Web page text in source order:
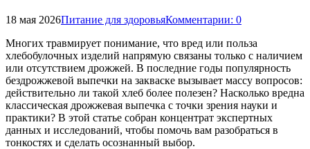
18 мая 2026Питание для здоровьяКомментарии: 0
Многих травмирует понимание, что вред или польза
хлебобулочных изделий напрямую связаны только с наличием
или отсутствием дрожжей. В последние годы популярность
бездрожжевой выпечки на закваске вызывает массу вопросов:
действительно ли такой хлеб более полезен? Насколько вредна
классическая дрожжевая выпечка с точки зрения науки и
практики? В этой статье собран концентрат экспертных
данных и исследований, чтобы помочь вам разобраться в
тонкостях и сделать осознанный выбор.